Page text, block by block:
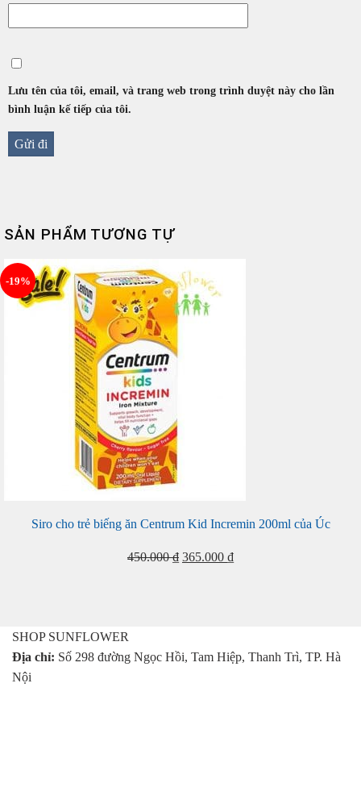
Lưu tên của tôi, email, và trang web trong trình duyệt này cho lần
bình luận kế tiếp của tôi.
SẢN PHẨM TƯƠNG TỰ
-19%
Siro cho trẻ biếng ăn Centrum Kid Incremin 200ml của Úc
450.000₫ Giá
365.000 ₫Giá
SHOP SUNFLOWER
Địa chỉ: Số 298 đường Ngọc Hồi, Tam Hiệp, Thanh Trì, TP. Hà
Nội